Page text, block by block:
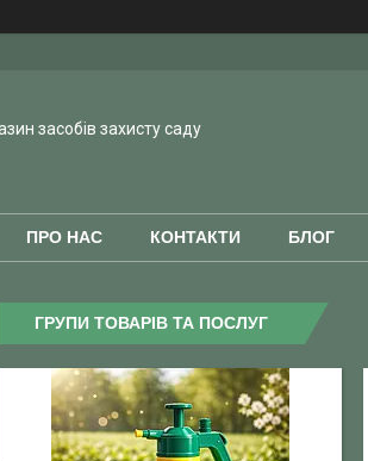
засобів захисту саду
ПРО НАС КОНТАКТИ БЛОГ
ГРУПИ ТОВАРІВ ТА ПОСЛУГ